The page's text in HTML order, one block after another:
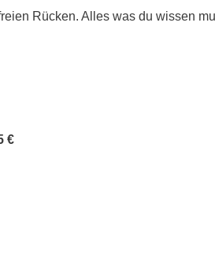
Rücken. Alles was du wissen
€